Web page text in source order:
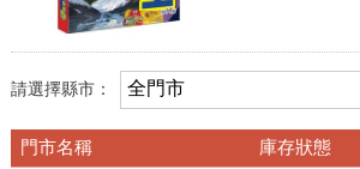
請選擇縣市：
門市名稱 庫存狀態